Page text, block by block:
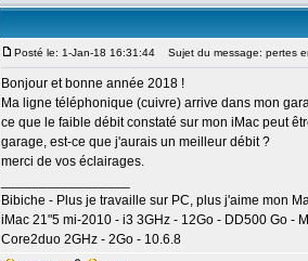
Posté le: 1-Jan-18 16:31:44 Sujet du message: pertes
Bonjour et bonne année 2018 !
Ma ligne téléphonique (cuivre) arrive dans mon
ce que le faible débit constaté sur mon iMac peut
garage, est-ce que j'aurais un meilleur débit ?
merci de vos éclairages.
Bibiche - Plus je travaille sur PC, plus j'aime mon
iMac 21"5 mi-2010 - i3 3GHz - 12Go - DD500 Go -
Core2duo 2GHz - 2Go - 10.6.8